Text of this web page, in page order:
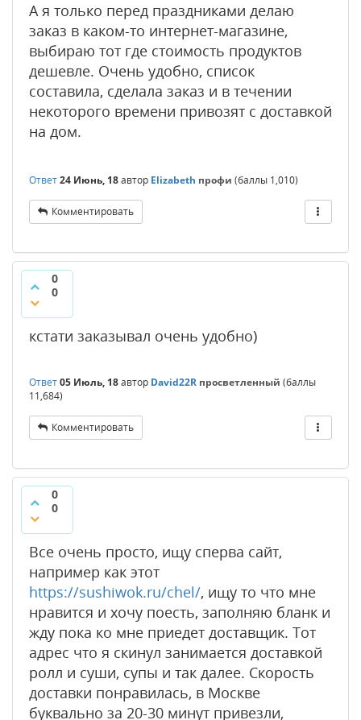
А я только перед праздниками делаю
заказ в каком-то интернет-магазине,
выбираю тот где стоимость продуктов
дешевле. Очень удобно, список
составила, сделала заказ и в течении
некоторого времени привозят с доставкой
на дом.
Ответ24 Июнь, 18автор Elizabeth профи (баллы 1,010)
Комментировать
0
0
кстати заказывал очень удобно)
Ответ05 Июль, 18автор David22R просветленный (баллы
11,684)
Комментировать
0
0
Все очень просто, ищу сперва сайт,
например как этот
https://sushiwok.ru/chel/, ищу то что мне
нравится и хочу поесть, заполняю бланк и
жду пока ко мне приедет доставщик. Тот
адрес что я скинул занимается доставкой
ролл и суши, супы и так далее. Скорость
доставки понравилась, в Москве
буквально за 20-30 минут привезли,